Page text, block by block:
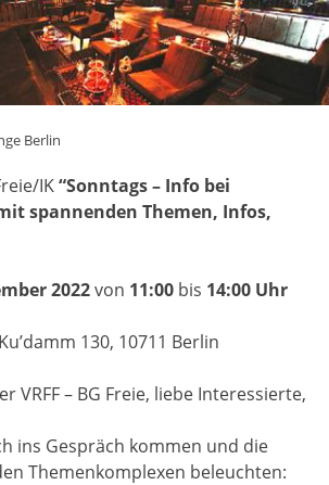
Berlin
IK“Sonntags – Info bei
spannenden Themen, Infos,
2022von 11:00 bis 14:00 Uhr
130, 10711 Berlin
VRFF – BG Freie, liebe Interessierte,
ins Gespräch kommen und die
Themenkomplexen beleuchten: